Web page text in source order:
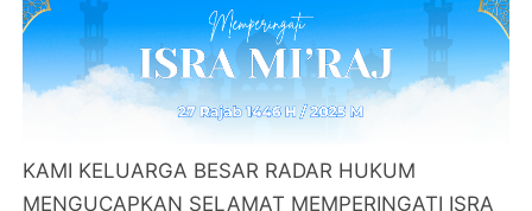
KAMI KELUARGA BESAR RADAR HUKUM
MENGUCAPKAN SELAMAT MEMPERINGATI ISRA